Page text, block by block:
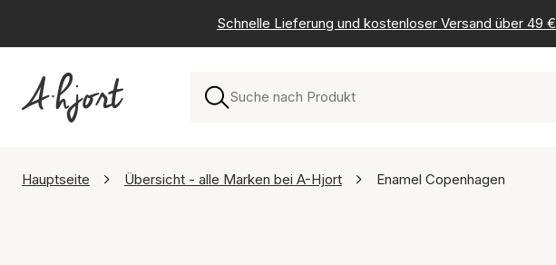
Schnelle Lieferung und kostenloser Versand über 49 €
Hauptseite Übersicht - alle Marken bei A-Hjort Enamel Copenhagen